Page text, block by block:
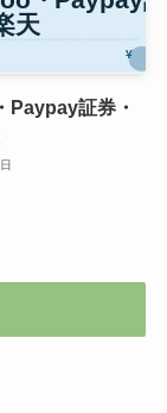
Paypay証券・